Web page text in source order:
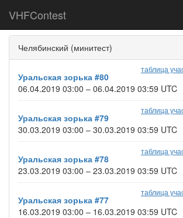
VHFContest
Челябинский (минитест)
таблица
Уральская зорька #80
06.04.2019 03:00 – 06.04.2019 03:59 UTC
таблица
Уральская зорька #79
30.03.2019 03:00 – 30.03.2019 03:59 UTC
таблица
Уральская зорька #78
23.03.2019 03:00 – 23.03.2019 03:59 UTC
таблица
Уральская зорька #77
16.03.2019 03:00 – 16.03.2019 03:59 UTC